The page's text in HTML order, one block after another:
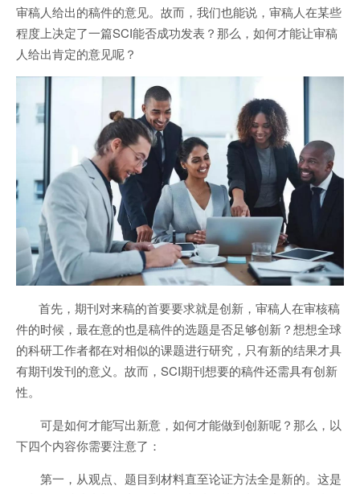
审稿人给出的稿件的意见。故而，我们也能说，审稿人在某些
程度上决定了一篇SCI能否成功发表？那么，如何才能让审稿
人给出肯定的意见呢？
首先，期刊对来稿的首要要求就是创新，审稿人在审核稿
件的时候，最在意的也是稿件的选题是否足够创新？想想全球
的科研工作者都在对相似的课题进行研究，只有新的结果才具
有期刊发刊的意义。故而，SCI期刊想要的稿件还需具有创新
性。
可是如何才能写出新意，如何才能做到创新呢？那么，以
下四个内容你需要注意了：
第一，从观点、题目到材料直至论证方法全是新的。这是